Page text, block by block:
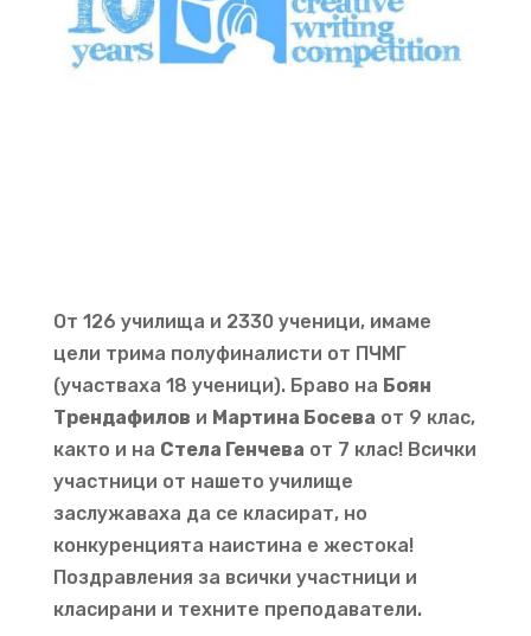
От 126 училища и 2330 ученици, имаме
цели трима полуфиналисти от ПЧМГ
(участваха 18 ученици). Браво на Боян
Трендафилов и Мартина Босева от 9 клас,
както и на Стела Генчева от 7 клас! Всички
участници от нашето училище
заслужаваха да се класират, но
конкуренцията наистина е жестока!
Поздравления за всички участници и
класирани и техните преподаватели.